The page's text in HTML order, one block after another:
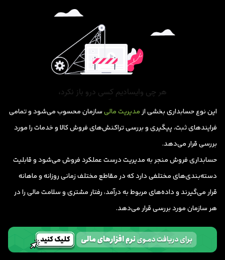
این نوع حسابداری بخشی از مدیریت مالیسازمان محسوب می‌‌شود و تمامی
فرایندهای ثبت، پیگیری و بررسی تراکنش‌های فروش کالا و خدمات را مورد
بررسی قرار می‌دهد.
حسابداری فروش منجر به مدیریت درست عملکرد فروش می‌شود و قابلیت
دسته‌بندی‌های مختلفی دارد که در مقاطع مختلف زمانی روزانه و ماهانه
قرار می‌گیرند و داده‌های مربوط به درآمد، رفتار مشتری و سلامت مالی را در
هر سازمان مورد بررسی قرار می‌دهد.